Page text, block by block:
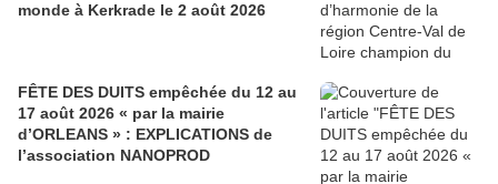
monde à Kerkrade le 2 août 2026
FÊTE DES DUITS empêchée du 12 au
17 août 2026 « par la mairie
d’ORLEANS » : EXPLICATIONS de
l’association NANOPROD